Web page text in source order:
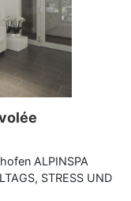
ALPINSPA
STRESS UND